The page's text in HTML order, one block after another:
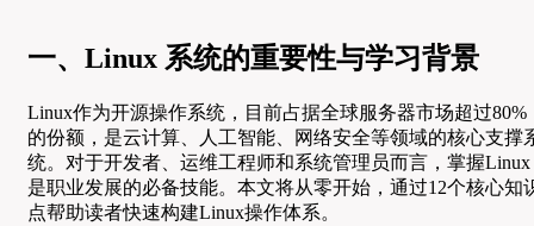
一、Linux 系统的重要性与学习背景
Linux作为开源操作系统，目前占据全球服务器市场超过80%
的份额，是云计算、人工智能、网络安全等领域的核心支撑
统。对于开发者、运维工程师和系统管理员而言，掌握Linux
是职业发展的必备技能。本文将从零开始，通过12个核心知
点帮助读者快速构建Linux操作体系。